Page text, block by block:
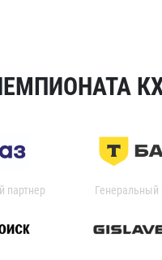
партнер Генеральный